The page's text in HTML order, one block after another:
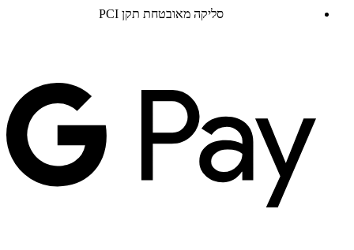
סליקה מאובטחת תקן PCI